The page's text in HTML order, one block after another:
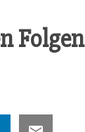
Folgen